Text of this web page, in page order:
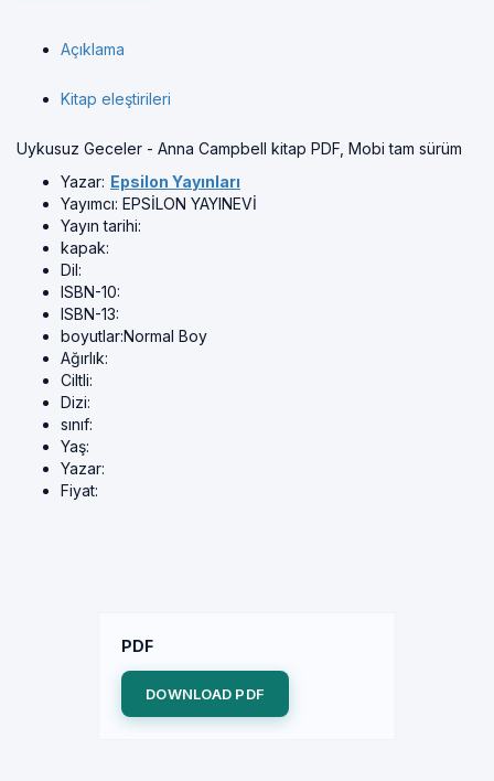
Açıklama
Kitap eleştirileri
Uykusuz Geceler - Anna Campbell kitap PDF, Mobi tam sürüm
Yazar: Epsilon Yayınları
Yayımcı: EPSİLON YAYINEVİ
Yayın tarihi:
kapak:
Dil:
ISBN-10:
ISBN-13:
boyutlar:Normal Boy
Ağırlık:
Ciltli:
Dizi:
sınıf:
Yaş:
Yazar:
Fiyat:
PDF
DOWNLOAD PDF